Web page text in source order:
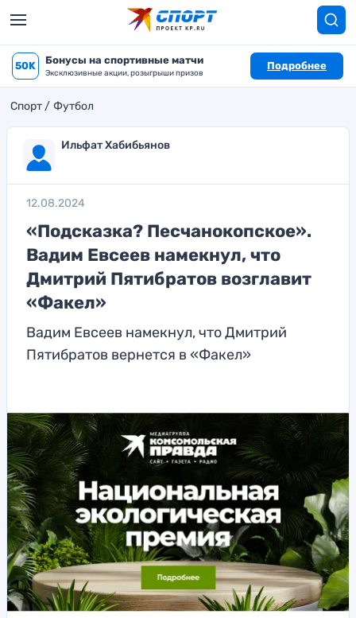
50K Бонусы на спортивные матчи
Эксклюзивные акции, розыгрыши призов
Подробнее
Спорт Футбол
Ильфат Хабибьянов
12.08.2024
«Подсказка? Песчанокопское».
Вадим Евсеев намекнул, что
Дмитрий Пятибратов возглавит
«Факел»
Вадим Евсеев намекнул, что Дмитрий
Пятибратов вернется в «Факел»